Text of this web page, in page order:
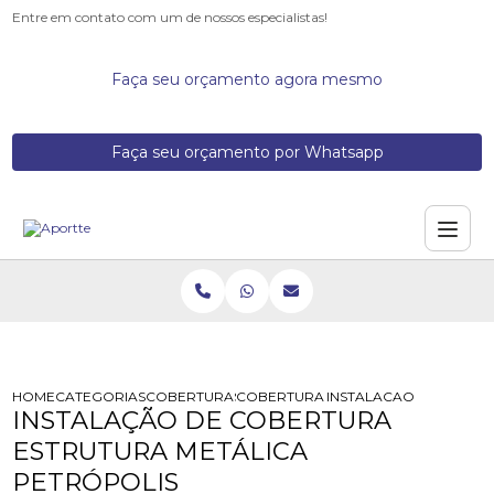
Entre em contato com um de nossos especialistas!
Faça seu orçamento agora mesmo
Faça seu orçamento por Whatsapp
HOMECATEGORIASCOBERTURAS METALICASCOBERTURA COM ESTRUTURA
INSTALACAO DE
INSTALAÇÃO DE COBERTURA
ESTRUTURA METÁLICA
PETRÓPOLIS